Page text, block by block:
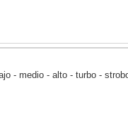
- medio - alto - turbo -